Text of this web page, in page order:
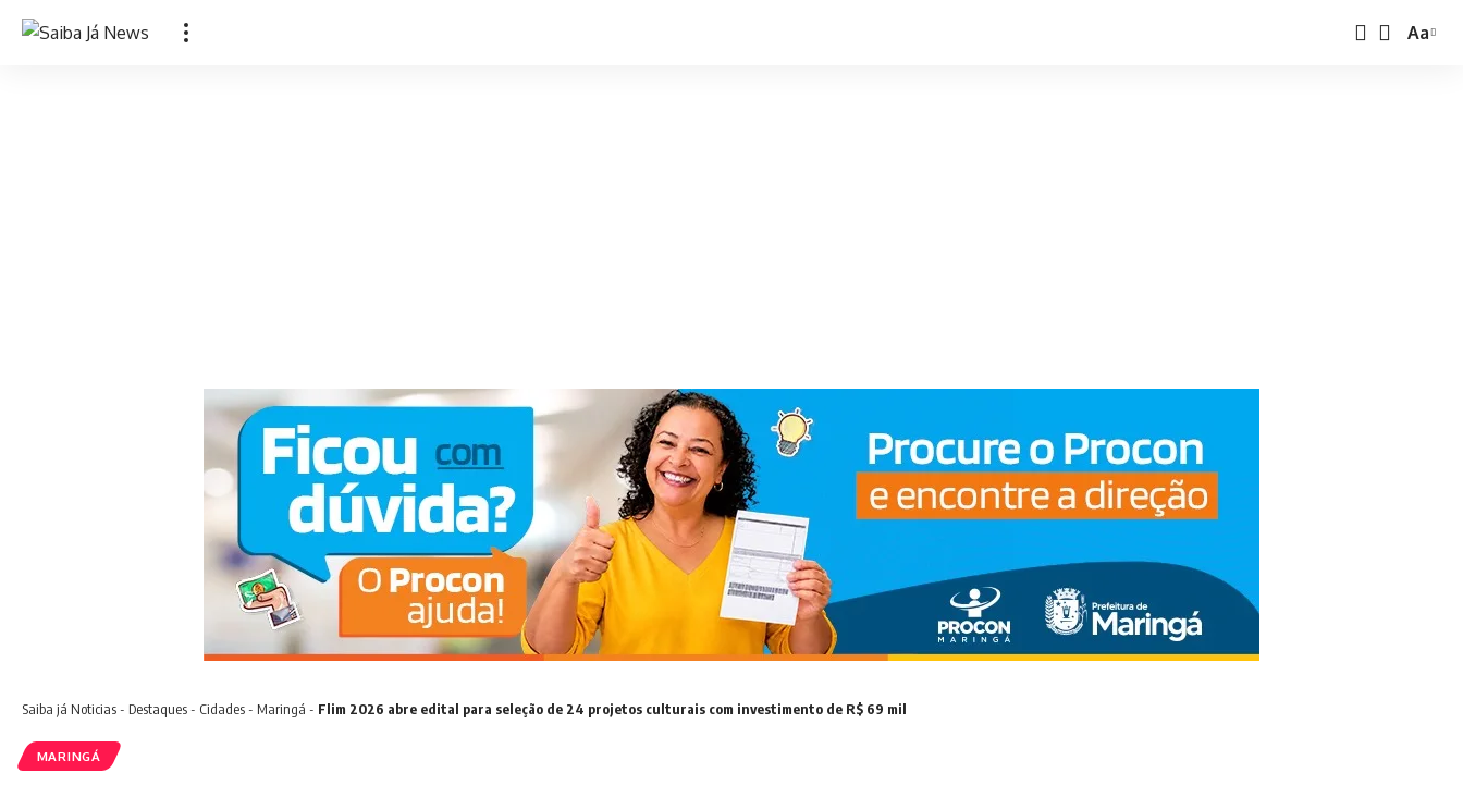
Font
Aa
Saiba já Noticias- Destaques- Cidades- Maringá - Flim 2026 abre edital para seleção de 24 projetos culturais com investimento de R$ 69 mil
MARINGÁ